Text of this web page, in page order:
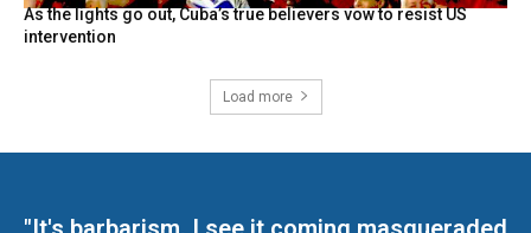
As the lights go out, Cuba’s true believers vow to resist US
intervention
Load more